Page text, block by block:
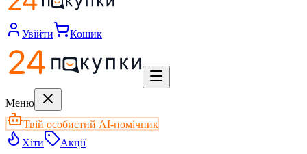
Увійти Кошик
Меню
Твій особистий AI-помічник
Хіти
Акції